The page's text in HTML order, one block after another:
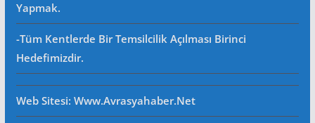
Yapmak.
-Tüm Kentlerde Bir Temsilcilik Açılması Birinci
Hedefimizdir.
Web Sitesi: Www.avrasyahaber.net